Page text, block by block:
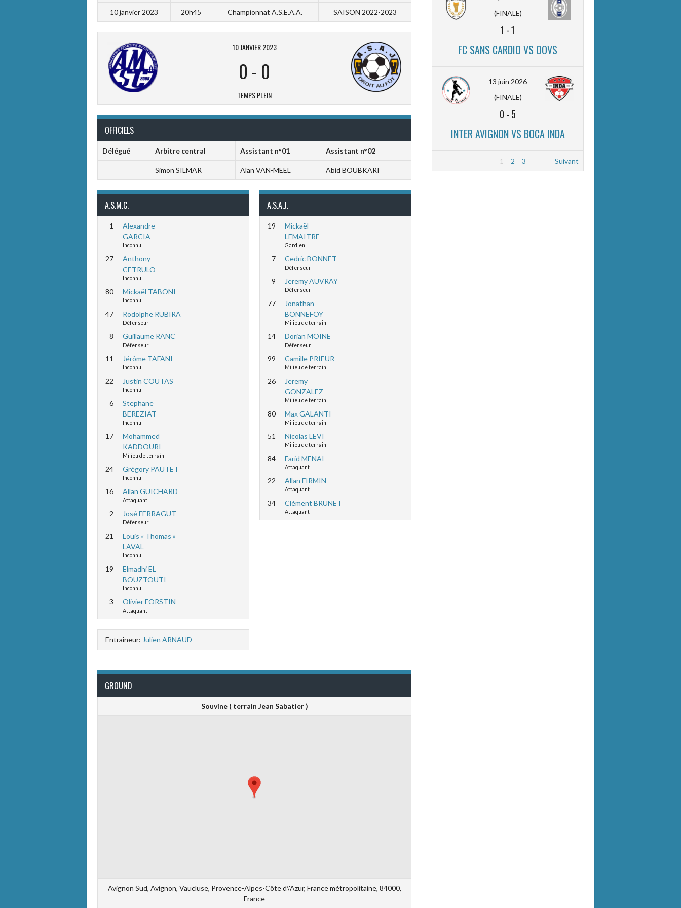
10 janvier 2023 20h45 Championnat A.S.E.A.A. SAISON 2022-2023
10 JANVIER 2023
0 - 0
TEMPS PLEIN
OFFICIELS
Délégué Arbitre central Assistant n°01 Assistant n°02
Simon SILMAR Alan VAN-MEEL Abid BOUBKARI
A.S.M.C.
1
Alexandre
GARCIA
Inconnu
27
Anthony
CETRULO
Inconnu
80 Mickaël TABONI
Inconnu
47 Rodolphe RUBIRA
Défenseur
8 Guillaume RANC
Défenseur
11 Jérôme TAFANI
Inconnu
22 Justin COUTAS
Inconnu
6
Stephane
BEREZIAT
Inconnu
17
Mohammed
KADDOURI
Milieu de terrain
24 Grégory PAUTET
Inconnu
16 Allan GUICHARD
Attaquant
2 José FERRAGUT
Défenseur
21
Louis « Thomas »
LAVAL
Inconnu
19
Elmadhi EL
BOUZTOUTI
Inconnu
3 Olivier FORSTIN
Attaquant
Entraîneur: Julien ARNAUD
A.S.A.J.
19
Mickaël
LEMAITRE
Gardien
7 Cedric BONNET
Défenseur
9 Jeremy AUVRAY
Défenseur
77
Jonathan
BONNEFOY
Milieu de terrain
14 Dorian MOINE
Défenseur
99 Camille PRIEUR
Milieu de terrain
26
Jeremy
GONZALEZ
Milieu de terrain
80 Max GALANTI
Milieu de terrain
51 Nicolas LEVI
Milieu de terrain
84 Farid MENAI
Attaquant
22 Allan FIRMIN
Attaquant
34 Clément BRUNET
Attaquant
GROUND
Souvine ( terrain Jean Sabatier )
Avignon Sud, Avignon, Vaucluse, Provence-Alpes-Côte d\'Azur, France métropolitaine, 84000,
France
(FINALE)
1 -1
FC SANS CARDIO VS OOVS
13 juin 2026
(FINALE)
0 - 5
INTER AVIGNON VS BOCA INDA
1 2 3 Suivant